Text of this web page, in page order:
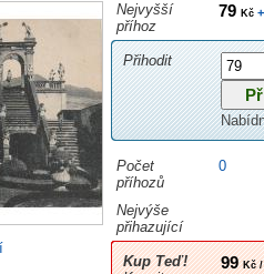
Nejvyšší
příhoz
79 Kč+
Přihodit
Počet
příhozů
0
Nejvýše
přihazující
Kup Teď!
99Kč